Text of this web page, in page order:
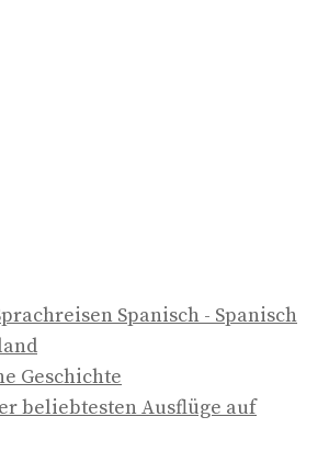
Spanisch - Spanisch
Geschichte
beliebtesten Ausflüge auf